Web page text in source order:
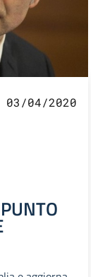
03/04/2020